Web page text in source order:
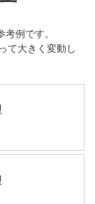
例です。
て大きく変動し